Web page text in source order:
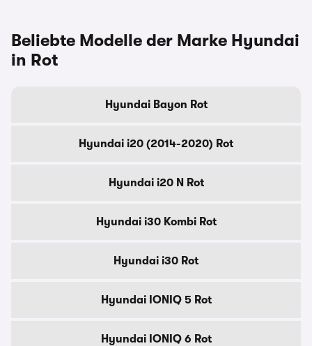
Beliebte Modelle der Marke Hyundai
in Rot
Hyundai Bayon Rot
Hyundai i20 (2014-2020) Rot
Hyundai i20 N Rot
Hyundai i30 Kombi Rot
Hyundai i30 Rot
Hyundai IONIQ 5 Rot
Hyundai IONIQ 6 Rot